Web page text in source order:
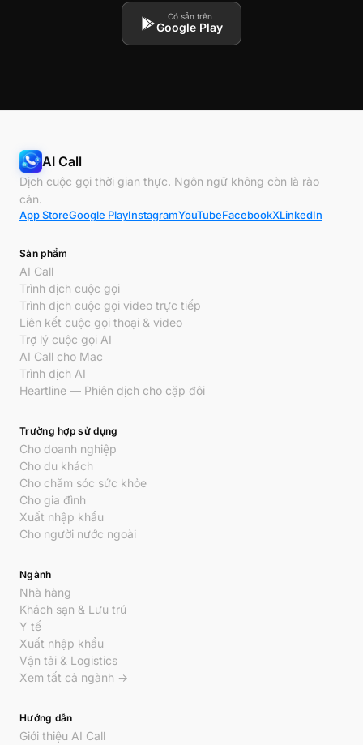
Có sẵn trên
Google Play
AI Call
Dịch cuộc gọi thời gian thực. Ngôn ngữ không còn là rào
cản.
App StoreGoogle PlayInstagramYouTubeFacebookXLinkedIn
Sản phẩm
AI Call
Trình dịch cuộc gọi
Trình dịch cuộc gọi video trực tiếp
Liên kết cuộc gọi thoại & video
Trợ lý cuộc gọi AI
AI Call cho Mac
Trình dịch AI
Heartline — Phiên dịch cho cặp đôi
Trường hợp sử dụng
Cho doanh nghiệp
Cho du khách
Cho chăm sóc sức khỏe
Cho gia đình
Xuất nhập khẩu
Cho người nước ngoài
Ngành
Nhà hàng
Khách sạn & Lưu trú
Y tế
Xuất nhập khẩu
Vận tải & Logistics
Xem tất cả ngành →
Hướng dẫn
Giới thiệu AI Call